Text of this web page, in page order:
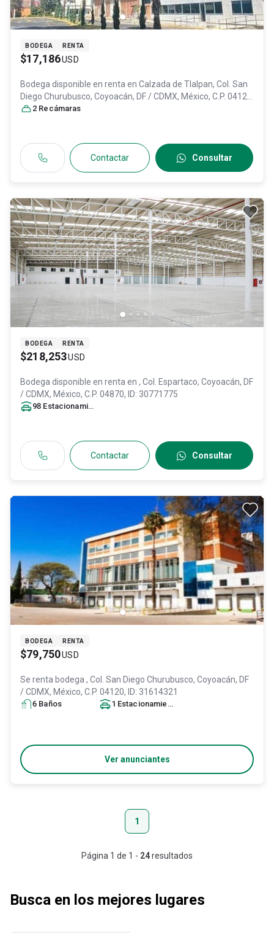
BODEGA RENTA
$17,186USD
Bodega disponible en renta en Calzada de Tlalpan, Col. San
Diego Churubusco, Coyoacán, DF / CDMX, México, C.P. 04120
ID:31535502
2 Recámaras
Contactar Consultar
BODEGA RENTA
$218,253USD
Bodega disponible en renta en , Col. Espartaco, Coyoacán, DF
/ CDMX, México, C.P. 04870, ID: 30771775
98 Estacionamiento
Contactar Consultar
BODEGA RENTA
$79,750USD
Se renta bodega , Col. San Diego Churubusco, Coyoacán, DF
/ CDMX, México, C.P. 04120, ID: 31614321
6 Baños 1 Estacionamiento
Ver anunciantes
1
Página 1 de 1 - 24resultados
Busca en los mejores lugares